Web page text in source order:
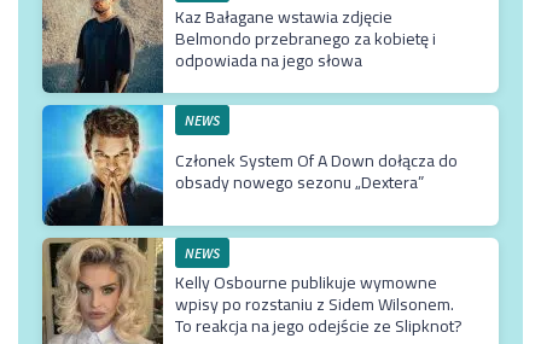
Kaz Bałagane wstawia zdjęcie
Belmondo przebranego za kobietę i
odpowiada na jego słowa
NEWS
Członek System Of A Down dołącza do
obsady nowego sezonu „Dextera”
NEWS
Kelly Osbourne publikuje wymowne
wpisy po rozstaniu z Sidem Wilsonem.
To reakcja na jego odejście ze Slipknot?